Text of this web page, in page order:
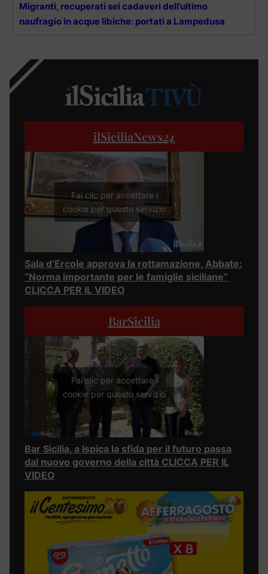
Migranti, recuperati sei cadaveri dell’ultimo
naufragio in acque libiche: portati a Lampedusa
ilSiciliaNews24
Fai clic per accettare i
cookie per questo servizio
Sala d’Ercole approva la rottamazione, Abbate:
“Norma importante per le famiglie siciliane”
CLICCA PER IL VIDEO
BarSicilia
Fai clic per accettare i
cookie per questo servizio
Bar Sicilia, a Ispica la sfida per il futuro passa
dal nuovo governo della città CLICCA PER IL
VIDEO